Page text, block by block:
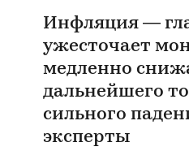
Инфляция —
ужесточает
медленно
дальнейшего
сильного
эксперты